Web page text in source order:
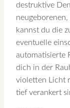
destruktive
neugeborenen,
kannst du die
eventuelle
automatisierte
dich in der
violetten Licht
tief verankert